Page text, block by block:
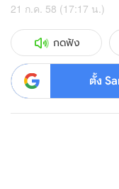
21 ก.ค. 58 (17:17 น.)
กดฟัง
ตั้ง